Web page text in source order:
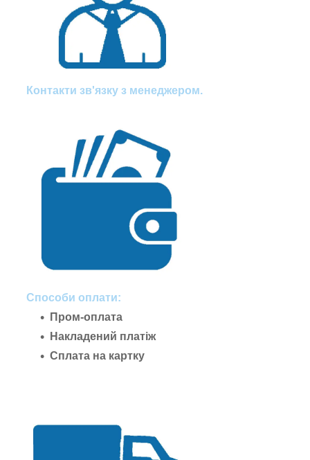
Контакти зв'язку з менеджером.
Способи оплати:
Пром-оплата
Накладений платіж
Сплата на картку